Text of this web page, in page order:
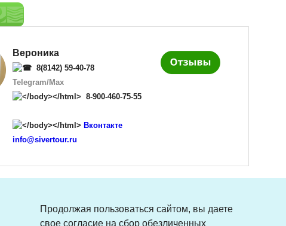
Вероника
8(8142) 59-40-78
Telegram/Max
8-900-460-75-55
Вконтакте
info@sivertour.ru
Продолжая пользоваться сайтом, вы даете
свое согласие на сбор обезличенных